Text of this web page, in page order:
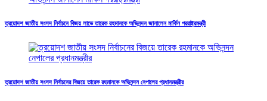
ত্রয়োদশ জাতীয় সংসদ নির্বাচনে বিজয় লাভে তারেক রহমানকে অভিনন্দন জানালেন মার্কিন পররাষ্ট্রমন্ত্রী
ত্রয়োদশ জাতীয় সংসদ নির্বাচনের বিজয়ে তারেক রহমানকে অভিনন্দন নেপালের প্রধানমন্ত্রীর